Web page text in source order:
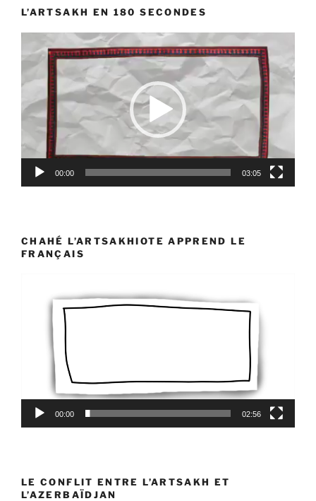
L’ARTSAKH EN 180 SECONDES
vidéo
00:00 03:05
CHAHÉ L’ARTSAKHIOTE APPREND LE
FRANÇAIS
00:00 02:56
LE CONFLIT ENTRE L’ARTSAKH ET
L’AZERBAÏDJAN